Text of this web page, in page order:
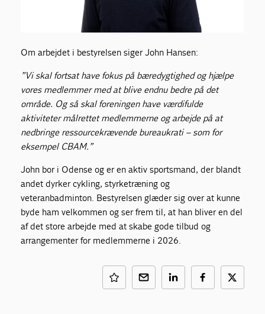
Om arbejdet i bestyrelsen siger John Hansen:
”Vi skal fortsat have fokus på bæredygtighed og hjælpe
vores medlemmer med at blive endnu bedre på det
område. Og så skal foreningen have værdifulde
aktiviteter målrettet medlemmerne og arbejde på at
nedbringe ressourcekrævende bureaukrati – som for
eksempel CBAM.”
John bor i Odense og er en aktiv sportsmand, der blandt
andet dyrker cykling, styrketræning og
veteranbadminton. Bestyrelsen glæder sig over at kunne
byde ham velkommen og ser frem til, at han bliver en del
af det store arbejde med at skabe gode tilbud og
arrangementer for medlemmerne i 2026.